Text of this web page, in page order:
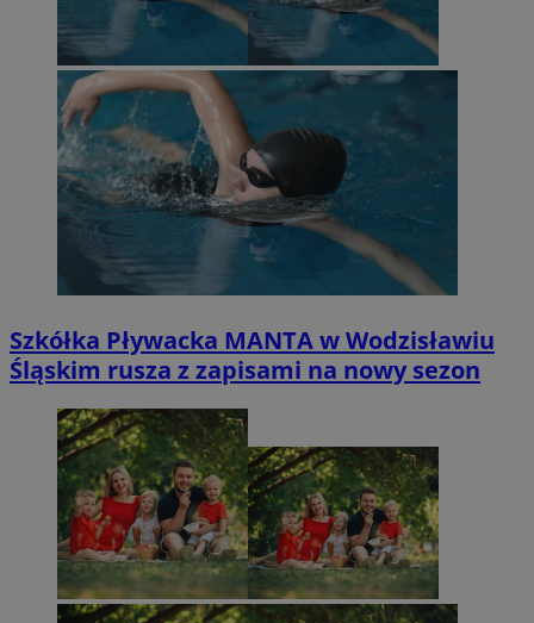
Szkółka Pływacka MANTA w Wodzisławiu
Śląskim rusza z zapisami na nowy sezon